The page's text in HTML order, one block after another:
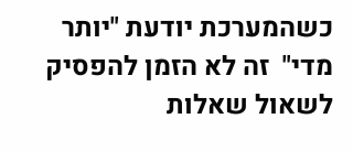
כשהמערכת יודעת "יותר
מדי"  זה לא הזמן להפסיק
לשאול שאלות